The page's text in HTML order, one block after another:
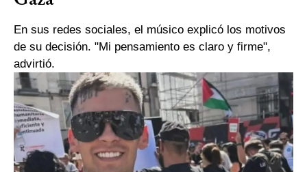
En sus redes sociales, el músico explicó los motivos
de su decisión. "Mi pensamiento es claro y firme",
advirtió.